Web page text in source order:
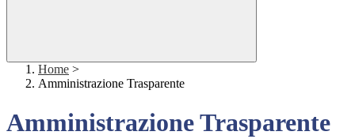
Home >
Amministrazione Trasparente
Amministrazione Trasparente